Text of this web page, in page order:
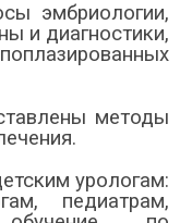
эмбриологии,
и диагностики,
методы
урологам:
педиатрам,